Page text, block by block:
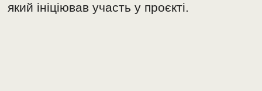
який ініціював участь у проєкті.